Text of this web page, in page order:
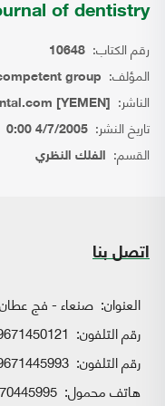
of dentistry
رقم الكتاب: 10648
المؤلف: group
الناشر: [YEMEN]
تاريخ النشر: 4/7/2005 0:00
القسم: الفلك النظري
اتصل بنا
العنوان: صنعاء - فج
رقم التلفون:
رقم التلفون:
هاتف محمول: